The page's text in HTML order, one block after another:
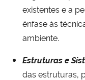
Ministério da Mulher, da
Secretaria de Governo
existentes e a
ênfase às
ambiente.
Estruturas e
das estruturas,